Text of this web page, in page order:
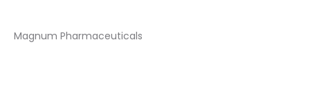
Magnum Pharmaceuticals